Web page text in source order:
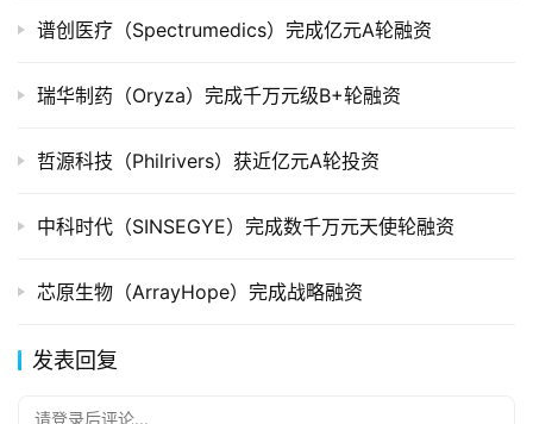
院谱创医疗（Spectrumedics）完成亿元A轮融资
瑞华制药（Oryza）完成千万元级B+轮融资
哲源科技（Philrivers）获近亿元A轮投资
中科时代（SINSEGYE）完成数千万元天使轮融资
芯原生物（ArrayHope）完成战略融资
发表回复
请登录后评论...